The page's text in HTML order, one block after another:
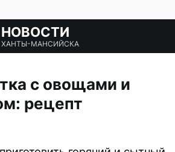
НОВОСТИ
ХАНТЫ-МАНСИЙСКА
с овощами и
рецепт